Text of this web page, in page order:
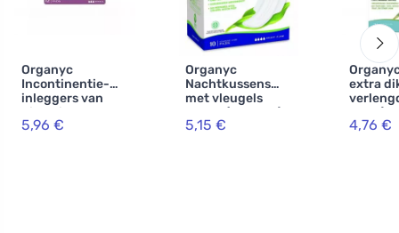
Organyc
Incontinentie-
inleggers van
biologisch katoen
NORMAL - 12
5,96 €
Organyc
Nachtkussens
met vleugels
Heavy (10 stuks) -
100% bio-katoen,
5,15 €
extra
stuks)
4,76 €